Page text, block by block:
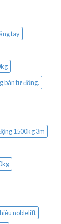
tay
bán tự động.
1500kg 3m
noblelift